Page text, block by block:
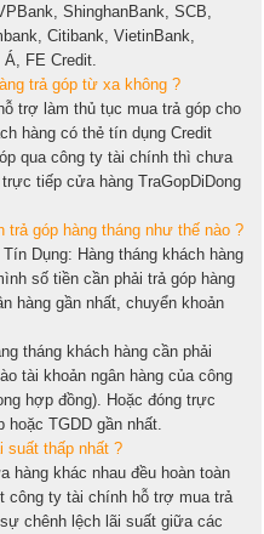
ShinghanBank, SCB,
Citibank, VietinBank,
FE Credit.
trả góp từ xa không ?
trợ làm thủ tục mua trả góp cho
hàng có thẻ tín dụng Credit
qua công ty tài chính thì chưa
tiếp cửa hàng TraGopDiDong
góp hàng tháng như thế nào ?
Dụng: Hàng tháng khách hàng
số tiền cần phải trả góp hàng
hàng gần nhất, chuyển khoản
tháng khách hàng cần phải
tài khoản ngân hàng của công
hợp đồng). Hoặc đóng trực
TGDD gần nhất.
suất thấp nhất ?
hàng khác nhau đều hoàn toàn
công ty tài chính hỗ trợ mua trả
chênh lệch lãi suất giữa các